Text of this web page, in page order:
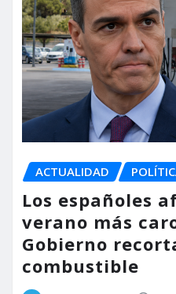
ACTUALIDAD
Los españoles
verano más
Gobierno
combustible